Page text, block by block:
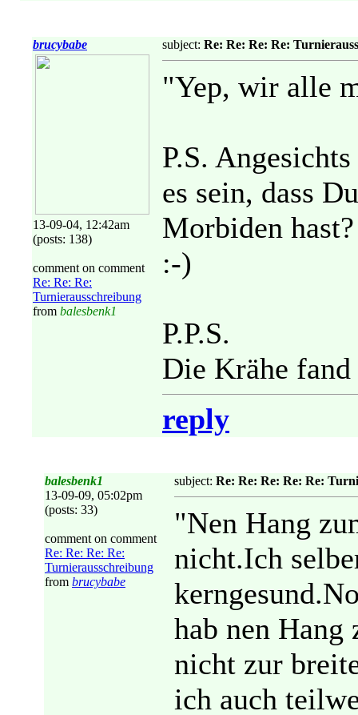
brucybabe
13-09-04, 12:42am
(posts: 138)
comment on comment
Re: Re: Re:
Turnierausschreibung
from balesbenk1
subject: Re: Re: Re: Re:
"Yep, wir alle
P.S.
es sein, dass
Morbiden hast?
:-)
P.P.S.
Die Krähe
reply
balesbenk1
13-09-09, 05:02pm
(posts: 33)
comment on comment
Re: Re: Re: Re:
Turnierausschreibung
from brucybabe
subject: Re: Re: Re: Re: Re:
"Nen Hang
nicht.Ich
hab nen
nicht zur
ich auch